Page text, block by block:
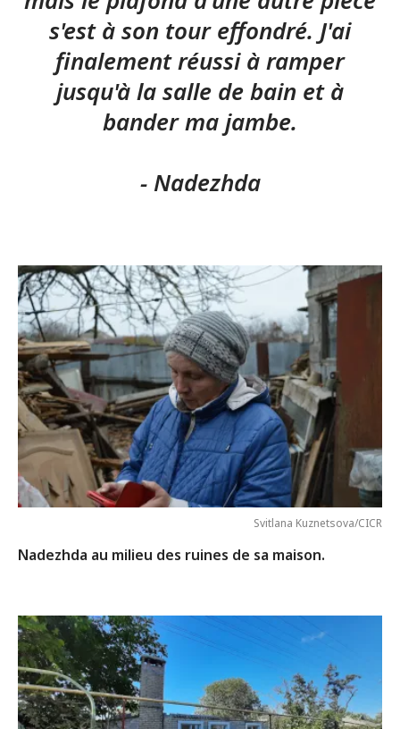
s'est à son tour effondré. J'ai
finalement réussi à ramper
jusqu'à la salle de bain et à
bander ma jambe.
- Nadezhda
Svitlana Kuznetsova/CICR
Nadezhda au milieu des ruines de sa maison.